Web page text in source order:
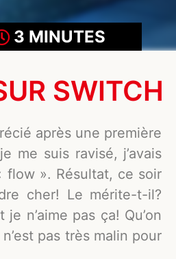
3 MINUTES
SWITCH
après une première
me suis ravisé, j’avais
». Résultat, ce soir
cher! Le mérite-t-il?
n’aime pas ça! Qu’on
pas très malin pour